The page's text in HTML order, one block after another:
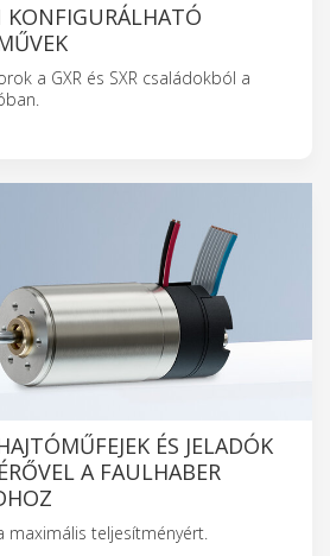
a GXR és SXR családokból a
ÉS JELADÓK
A FAULHABER
maximális teljesítményért.